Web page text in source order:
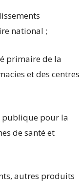
national ;
primaire de la
et des centres
publique pour la
de santé et
autres produits